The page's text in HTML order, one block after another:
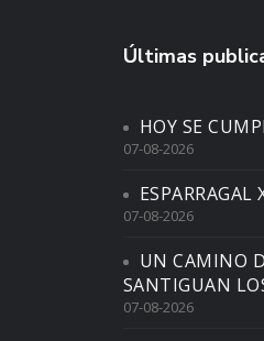
Últimas
HOY SE
07-08-2026
ESPARRAGAL
07-08-2026
UN CAMINO
SANTIGUAN
07-08-2026